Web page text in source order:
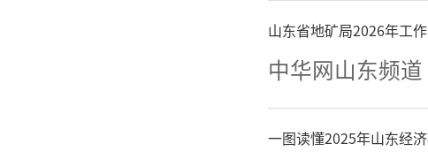
山东省地矿局2026年工
中华网山东频道
一图读懂2025年山东经